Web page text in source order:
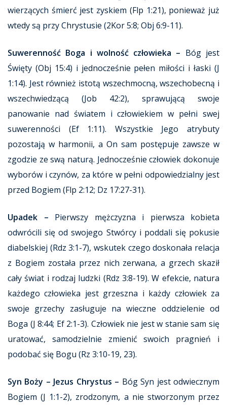
wierzących śmierć jest zyskiem (Flp 1:21), ponieważ już
wtedy są przy Chrystusie (2Kor 5:8; Obj 6:9-11).
Suwerenność Boga i wolność człowieka – Bóg jest
Święty (Obj 15:4) i jednocześnie pełen miłości i łaski (J
1:14). Jest również istotą wszechmocną, wszechobecną i
wszechwiedzącą (Job 42:2), sprawującą swoje
panowanie nad światem i człowiekiem w pełni swej
suwerenności (Ef 1:11). Wszystkie Jego atrybuty
pozostają w harmonii, a On sam postępuje zawsze w
zgodzie ze swą naturą. Jednocześnie człowiek dokonuje
wyborów i czynów, za które w pełni odpowiedzialny jest
przed Bogiem (Flp 2:12; Dz 17:27-31).
Upadek – Pierwszy mężczyzna i pierwsza kobieta
odwrócili się od swojego Stwórcy i poddali się pokusie
diabelskiej (Rdz 3:1-7), wskutek czego doskonała relacja
z Bogiem została przez nich zerwana, a grzech skaził
cały świat i rodzaj ludzki (Rdz 3:8-19). W efekcie, natura
każdego człowieka jest grzeszna i każdy człowiek za
swoje grzechy zasługuje na wieczne oddzielenie od
Boga (J 8:44; Ef 2:1-3). Człowiek nie jest w stanie sam się
uratować, samodzielnie zmienić swoich pragnień i
podobać się Bogu (Rz 3:10-19, 23).
Syn Boży – Jezus Chrystus – Bóg Syn jest odwiecznym
Bogiem (J 1:1-2), zrodzonym, a nie stworzonym przez